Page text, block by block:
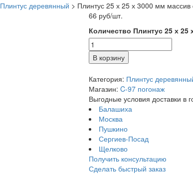
Плинтус деревянный > Плинтус 25 х 25 х 3000 мм массив
66 руб/шт.
Количество Плинтус 25 х 25
В корзину
Категория: Плинтус
Магазин: C-97 погонаж
Выгодные условия доставки в
Балашиха
Москва
Пушкино
Сергиев-Посад
Щелково
Получить консультацию
Сделать быстрый заказ